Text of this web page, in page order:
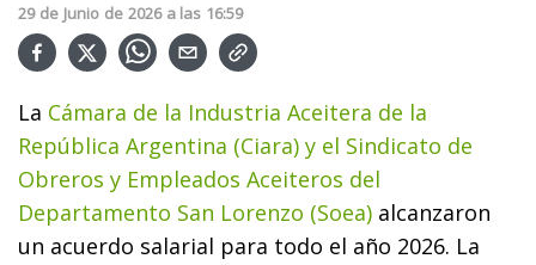
29 de Junio de 2026 a las 16:59
La Cámara de la Industria Aceitera de la
República Argentina (Ciara) y el Sindicato de
Obreros y Empleados Aceiteros del
Departamento San Lorenzo (Soea) alcanzaron
un acuerdo salarial para todo el año 2026. La